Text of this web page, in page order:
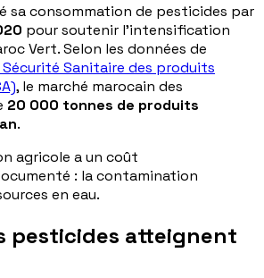
sa consommation de pesticides par
pour soutenir l'intensification
Vert. Selon les données de
Sanitaire des produits
, le marché marocain des
20 000 tonnes de produits
.
agricole a un coût
: la contamination
en eau.
pesticides atteignent